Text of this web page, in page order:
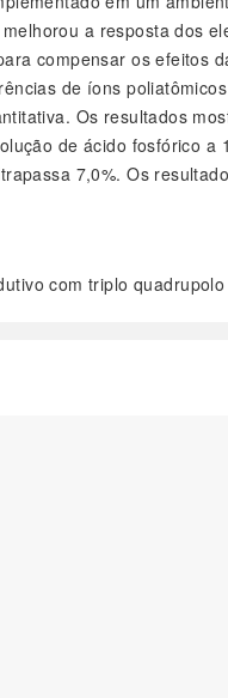
a resposta dos
compensar os efeitos
de íons
Os resultados
de ácido fosfórico
7,0%. Os
com triplo